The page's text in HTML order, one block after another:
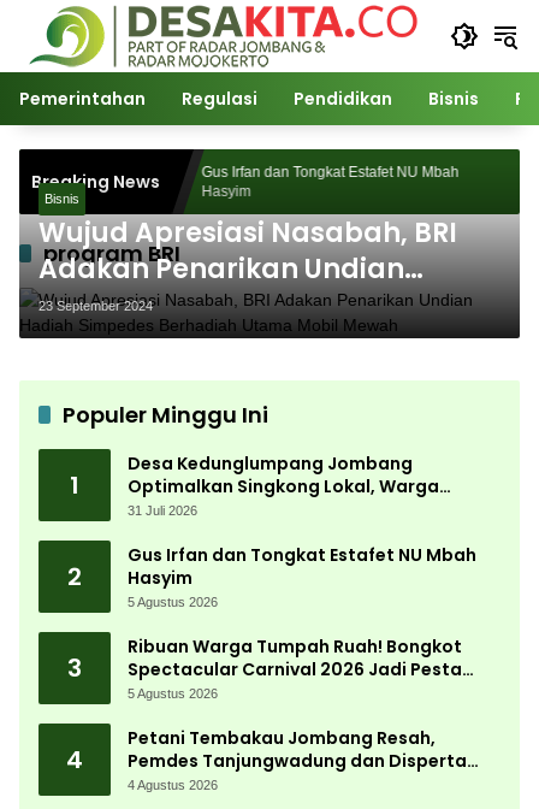
Langsung
konten
Pemerintahan Regulasi Pendidikan Bisnis
Breaking News
Digelar,
Gus Irfan dan Tongkat Estafet NU Mbah
Hasyim
program BRI
Bisnis
Wujud Apresiasi Nasabah, BRI
Adakan Penarikan Undian
Hadiah Simpedes Berhadiah
Utama Mobil Mewah
23 September 2024
Populer Minggu Ini
1
Desa Kedunglumpang Jombang
Optimalkan Singkong Lokal, Warga
Diajari Produksi Tepung Mocaf
31 Juli 2026
2
Gus Irfan dan Tongkat Estafet NU Mbah
Hasyim
5 Agustus 2026
3
Ribuan Warga Tumpah Ruah! Bongkot
Spectacular Carnival 2026 Jadi Pesta
Kemerdekaan Terbesar di Peterongan
5 Agustus 2026
4
Petani Tembakau Jombang Resah,
Pemdes Tanjungwadung dan Disperta
Bergerak Cepat
4 Agustus 2026